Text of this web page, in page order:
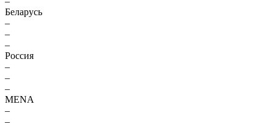
Беларусь
–
–
–
Россия
–
–
–
MENA
–
–